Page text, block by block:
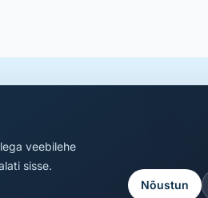
veebilehe
sisse.
Nõustun